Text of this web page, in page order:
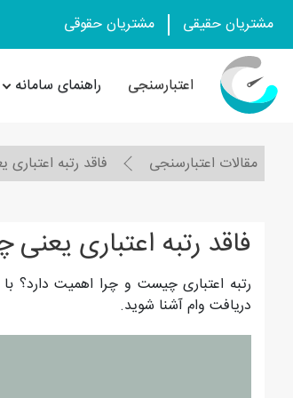
مشتریان حقیقی مشتریان حقوقی
اعتبارسنجی راهنمای سامانه
مقالات اعتبارسنجی فاقد رتبه
فاقد رتبه اعتباری یعنی
رتبه اعتباری چیست و چرا اهمیت دارد؟ با
دریافت وام آشنا شوید.